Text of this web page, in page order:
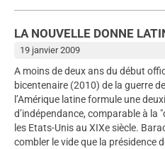
LA NOUVELLE DONNE
19 janvier 2009
A moins de deux ans du début
bicentenaire (2010) de la guerre
l’Amérique latine formule une
d’indépendance, comparable à la
les Etats-Unis au XIXe siècle.
combler le vide que la présidence